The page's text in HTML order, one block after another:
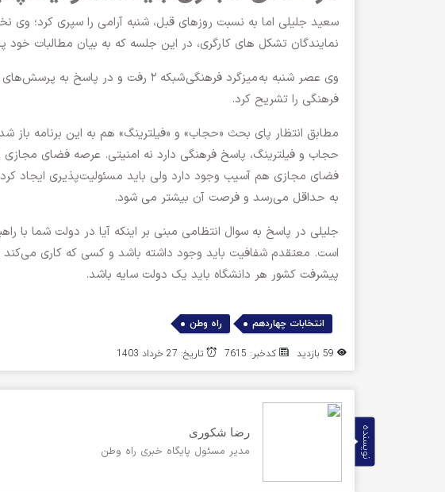
سعید جلیلی اما به نسبت روزهای قبل، شنبه آرامی را سپری کرد؛ وی
نمایندگان تشکل های کارگری، در این جلسه که به بیان مطالبات خود
وی عصر شنبه بهمیزگرد فرهنگی
شبکه ۲ رفت و در پاسخ به
فرهنگی را تشریح کرد.
مطابق انتظار پای بحث «حجاب» و «فیلترینگ» هم به این برنامه باز
حجاب و فیلترینگ، پاسخ فرهنگی دارد نه امنیتی. عرصه فضای
فضای مجازی هم آسیب وجود دارد ولی باید مسئولیت‌پذیری ایجاد
به حداقل می‌رسد و فرصت آن بیشتر می شود.
جلیلی در پاسخ به سوال انتظامی مبنی بر اینکه آیا در دولت شما با
است. معتقدم شفافیت باید وجود داشته باشد و کسی که کاری می‌کند
پیشرفت کشور هر دانشگاه باید یک دولت سایه باشد.
انتخابات چهاردهم , راه وطن
کدخبر: 7615 تاریخ: 27 خرداد 1403
نویسنده رضا شکوری
مدیر مسئول پایگاه خبری راه وطن